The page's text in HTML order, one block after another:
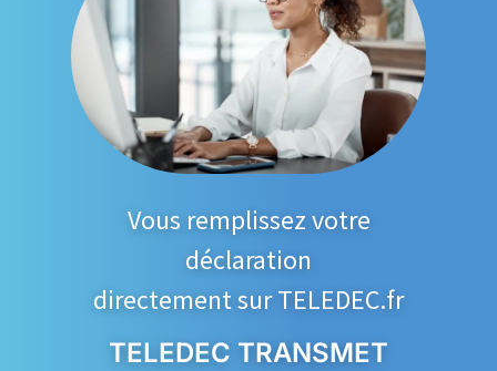
Vous remplissez votre
déclaration
directement sur TELEDEC.fr
TELEDEC TRANSMET